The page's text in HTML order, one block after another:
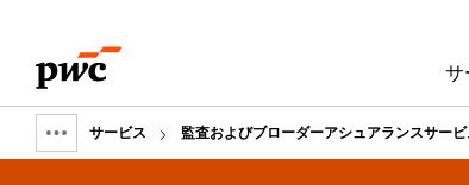
content
footer
サ
Show
サービス 監査およびブローダーアシュアランスサービ